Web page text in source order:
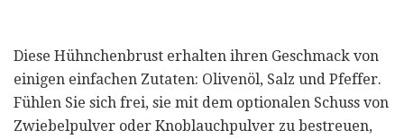
Diese Hühnchenbrust erhalten ihren Geschmack von
einigen einfachen Zutaten: Olivenöl, Salz und Pfeffer.
Fühlen Sie sich frei, sie mit dem optionalen Schuss von
Zwiebelpulver oder Knoblauchpulver zu bestreuen,